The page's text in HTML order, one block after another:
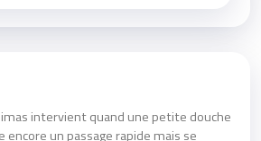
intervient quand une petite douche
un passage rapide mais se